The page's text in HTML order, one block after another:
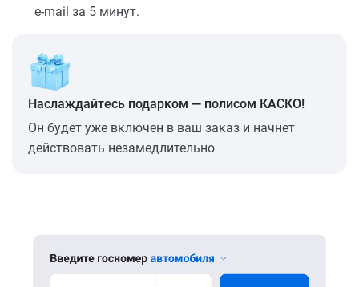
e-mail за 5 минут.
Наслаждайтесь подарком — полисом КАСКО!
Он будет уже включен в ваш заказ и начнет
действовать незамедлительно